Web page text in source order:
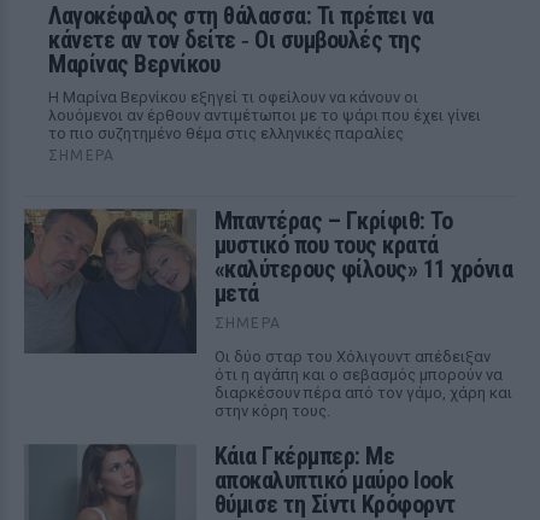
Λαγοκέφαλος στη θάλασσα: Τι πρέπει να
κάνετε αν τον δείτε ‑ Οι συμβουλές της
Μαρίνας Βερνίκου
Η Μαρίνα Βερνίκου εξηγεί τι οφείλουν να κάνουν οι
λουόμενοι αν έρθουν αντιμέτωποι με το ψάρι που έχει γίνει
το πιο συζητημένο θέμα στις ελληνικές παραλίες
ΣΉΜΕΡΑ
Μπαντέρας – Γκρίφιθ: Το
μυστικό που τους κρατά
«καλύτερους φίλους» 11 χρόνια
μετά
ΣΉΜΕΡΑ
Οι δύο σταρ του Χόλιγουντ απέδειξαν
ότι η αγάπη και ο σεβασμός μπορούν να
διαρκέσουν πέρα από τον γάμο, χάρη και
στην κόρη τους.
Κάια Γκέρμπερ: Με
αποκαλυπτικό μαύρο look
θύμισε τη Σίντι Κρόφορντ